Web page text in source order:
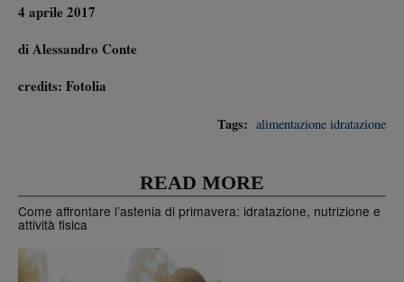
4 aprile 2017
di Alessandro Conte
credits: Fotolia
Tags: alimentazione idratazione
READ MORE
Come affrontare l’astenia di primavera: idratazione, nutrizione e
attività fisica